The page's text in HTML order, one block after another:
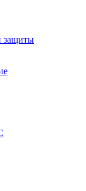
защиты